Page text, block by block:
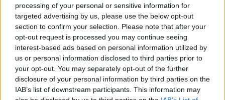
processing of your personal or sensitive information for
targeted advertising by us, please use the below opt-out
section to confirm your selection. Please note that after your
opt-out request is processed you may continue seeing
interest-based ads based on personal information utilized by
us or personal information disclosed to third parties prior to
your opt-out. You may separately opt-out of the further
disclosure of your personal information by third parties on the
IAB’s list of downstream participants. This information may
LEGFRISSEBB
hőség
Megérkezett az eső a Duna
vízgyűjtőjére